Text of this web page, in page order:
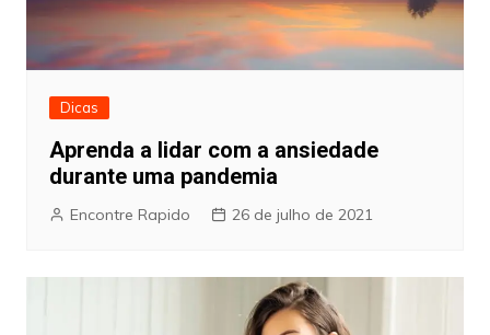
Dicas
Aprenda a lidar com a ansiedade
durante uma pandemia
Encontre Rapido 26 de julho de 2021